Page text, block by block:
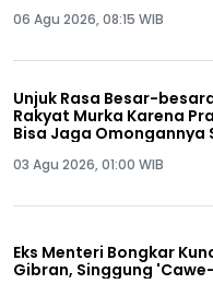
06 Agu 2026, 08:15 WIB
Unjuk Rasa Besar-
Rakyat Murka Karena
Bisa Jaga Omongannya
03 Agu 2026, 01:00 WIB
Eks Menteri Bongkar
Gibran, Singgung